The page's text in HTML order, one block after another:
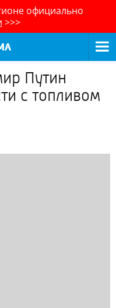
официально
>>>
Путин
с топливом